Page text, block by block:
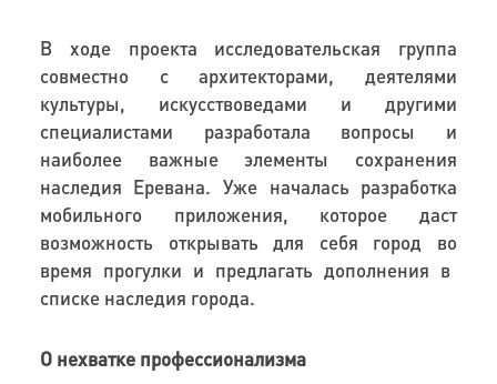
В ходе проекта исследовательская группа
совместно сархитекторами,деятелями
культуры, искусствоведами и другими
специалистами разработала вопросы и
наиболее важные элементы сохранения
наследия Еревана. Уже началась разработка
мобильного приложения, которое даст
возможность открывать для себя город во
время прогулки и предлагать дополнения в
списке наследия города.
О нехватке профессионализма